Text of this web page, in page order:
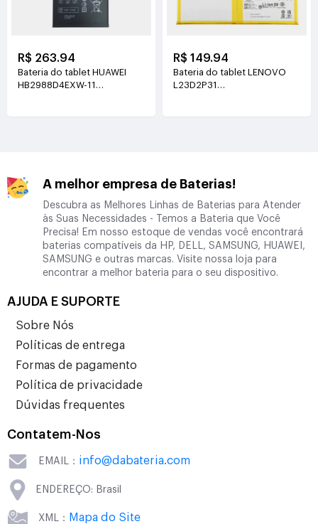
R$ 263.94
Bateria do tablet HUAWEI
HB2988D4EXW-11
R$ 149.94
Bateria do tablet LENOVO
L23D2P31
A melhor empresa de Baterias!
Descubra as Melhores Linhas de Baterias para Atender
às Suas Necessidades - Temos a Bateria que Você
Precisa! Em nosso estoque de vendas você encontrará
baterias compatíveis da HP, DELL, SAMSUNG, HUAWEI,
SAMSUNG e outras marcas. Visite nossa loja para
encontrar a melhor bateria para o seu dispositivo.
AJUDA E SUPORTE
Sobre Nós
Políticas de entrega
Formas de pagamento
Política de privacidade
Dúvidas frequentes
Contatem-Nos
EMAIL： info@dabateria.com
ENDEREÇO: Brasil
XML： Mapa do Site